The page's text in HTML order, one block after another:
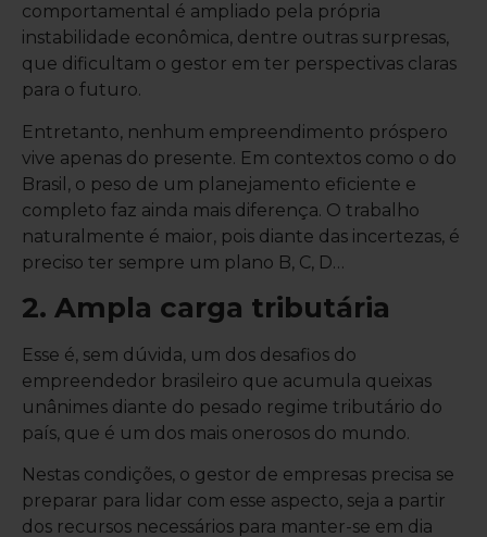
comportamental é ampliado pela própria
instabilidade econômica, dentre outras surpresas,
que dificultam o gestor em ter perspectivas claras
para o futuro.
Entretanto, nenhum empreendimento próspero
vive apenas do presente. Em contextos como o do
Brasil, o peso de um planejamento eficiente e
completo faz ainda mais diferença. O trabalho
naturalmente é maior, pois diante das incertezas, é
preciso ter sempre um plano B, C, D…
2. Ampla carga tributária
Esse é, sem dúvida, um dos desafios do
empreendedor brasileiro que acumula queixas
unânimes diante do pesado regime tributário do
país, que é um dos mais onerosos do mundo.
Nestas condições, o gestor de empresas precisa se
preparar para lidar com esse aspecto, seja a partir
dos recursos necessários para manter-se em dia